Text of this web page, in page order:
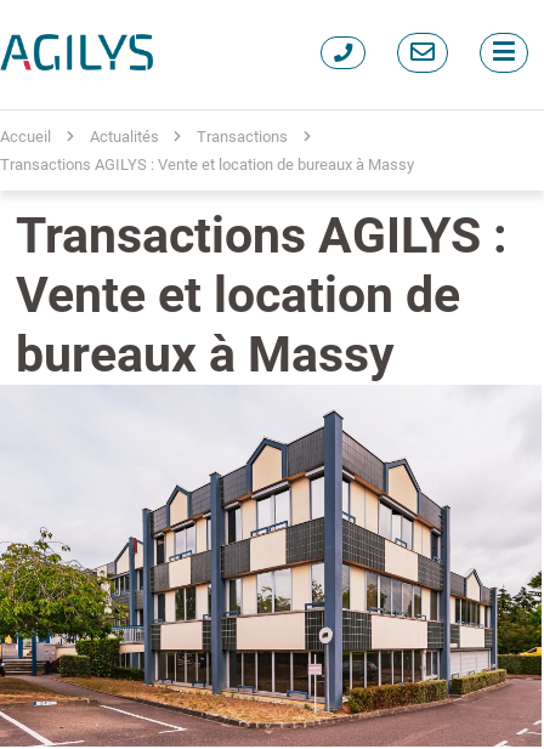
Accueil Actualités
Transactions
Transactions AGILYS : Vente et location de bureaux à Massy
Transactions AGILYS :
Vente et location de
bureaux à Massy